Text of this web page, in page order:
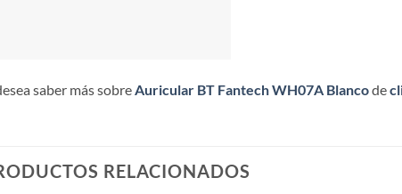
saber más sobreAuricular BT Fantech WH07A Blancode
RELACIONADOS